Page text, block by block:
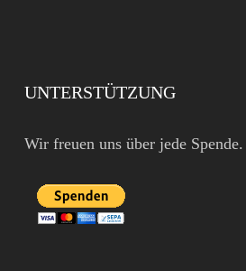
UNTERSTÜTZUNG
Wir freuen uns über jede